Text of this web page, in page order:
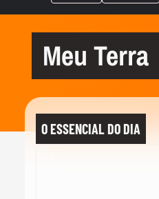
Meu Terra
O ESSENCIAL DO DIA